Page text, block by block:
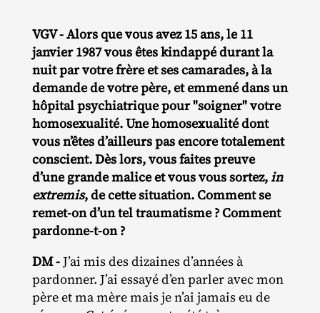
VGV - Alors que vous avez 15 ans, le 11
janvier 1987 vous êtes kindappé durant la
nuit par votre frère et ses camarades, à la
demande de votre père, et emmené dans un
hôpital psychiatrique pour "soigner" votre
homosexualité. Une homosexualité dont
vous n’êtes d’ailleurs pas encore totalement
conscient. Dès lors, vous faites preuve
d’une grande malice et vous vous sortez,in
extremis, de cette situation. Comment se
remet-on d’un tel traumatisme ? Comment
pardonne-t-on ?
DM -J’ai mis des dizaines d’années à
pardonner. J’ai essayé d’en parler avec mon
père et ma mère mais je n’ai jamais eu de